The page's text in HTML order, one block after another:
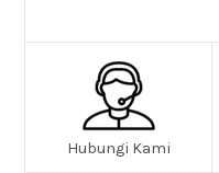
Hubungi Kami